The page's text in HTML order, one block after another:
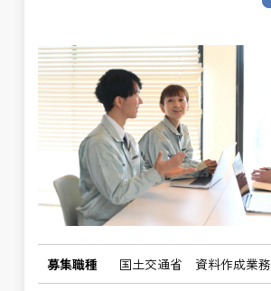
募集職種 国土交通省 資料作成業務